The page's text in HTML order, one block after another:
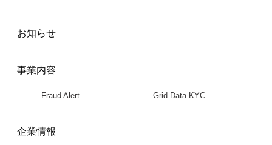
お知らせ
事業内容
Fraud Alert Grid Data KYC
企業情報